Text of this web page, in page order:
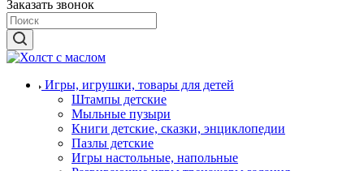
Заказать звонок
Игры, игрушки, товары для детей
Штампы детские
Мыльные пузыри
Книги детские, сказки, энциклопедии
Пазлы детские
Игры настольные, напольные